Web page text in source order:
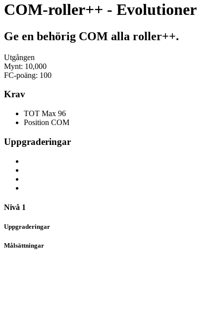
COM-roller++ - Evolutioner
Ge en behörig COM alla roller++.
Utgången
Mynt: 10,000
FC-poäng: 100
Krav
TOT Max 96
Position COM
Uppgraderingar
Nivå 1
Uppgraderingar
Målsättningar